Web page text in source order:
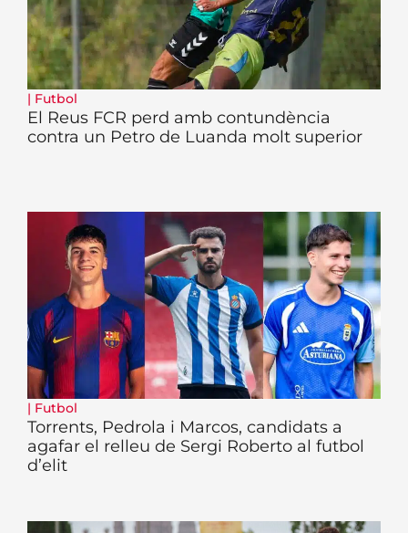
| Futbol
El Reus FCR perd amb contundència
contra un Petro de Luanda molt superior
| Futbol
Torrents, Pedrola i Marcos, candidats a
agafar el relleu de Sergi Roberto al futbol
d’elit